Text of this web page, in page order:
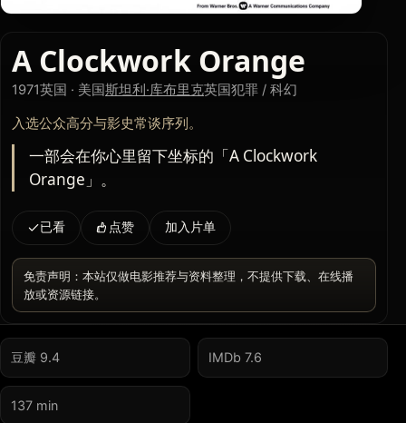
A Clockwork Orange
1971英国 · 美国斯坦利·库布里克英国犯罪 / 科幻
入选公众高分与影史常谈序列。
一部会在你心里留下坐标的「A Clockwork
Orange」。
已看 点赞 加入片单
免责声明：本站仅做电影推荐与资料整理，不提供下载、在线播
放或资源链接。
豆瓣 9.4 IMDb 7.6
137 min